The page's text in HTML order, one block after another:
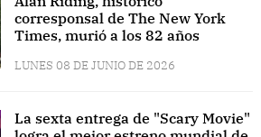
corresponsal de The New York
Times, murió a los 82 años
LUNES 08 DE JUNIO DE 2026
La sexta entrega de "Scary Movie"